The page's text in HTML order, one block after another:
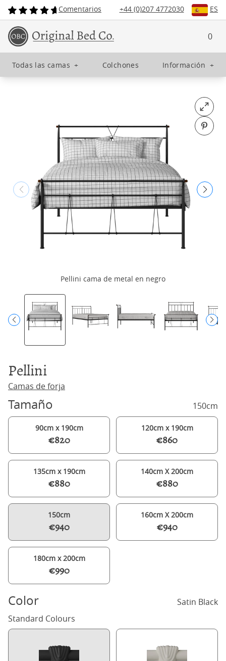
Comentarios +44 (0)207 4772030 ES
0
Todas las camas + Colchones Información +
Open
Pin
Pellini cama de metal en negro
Pellini
Camas de forja
Tamaño 150cm
90cm x 190cm
€820
120cm x 190cm
€860
135cm x 190cm
€880
140cm X 200cm
€880
150cm
€940
160cm X 200cm
€940
180cm x 200cm
€990
Color
Satin Black
Standard Colours